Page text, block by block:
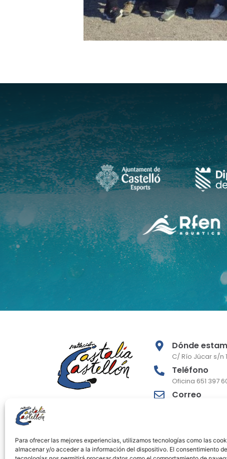
Para ofrecer las mejores experiencias, utilizamos tecnologías como las
almacenar y/o acceder a la información del dispositivo. El consentimiento
Dónde
C/ Río Júcar s/n
Teléfono
Oficina 651 397
Correo